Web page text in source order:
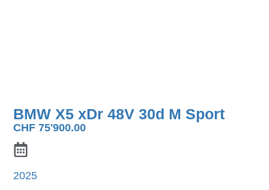
BMW X5 xDr 48V 30d M Sport
CHF 75'900.00
2025